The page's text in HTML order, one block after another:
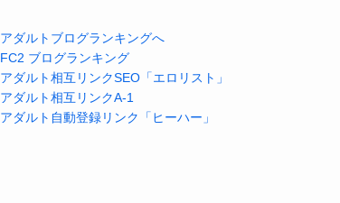
アダルトブログランキングへ
FC2 ブログランキング
アダルト相互リンクSEO「エロリスト」
アダルト相互リンクA-1
アダルト自動登録リンク「ヒーハー」